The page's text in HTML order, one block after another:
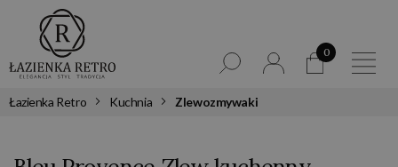
0
Łazienka Retro Kuchnia Zlewozmywaki